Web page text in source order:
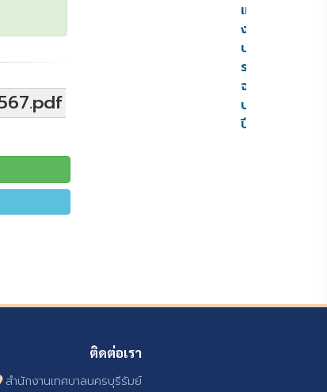
เทศบัญญัติ
งบ
ประมาณ
ราย
จ่าย
ประจำ
ปี
ติดต่อเรา
สำนักงานเทศบาลนครบุรีรัมย์